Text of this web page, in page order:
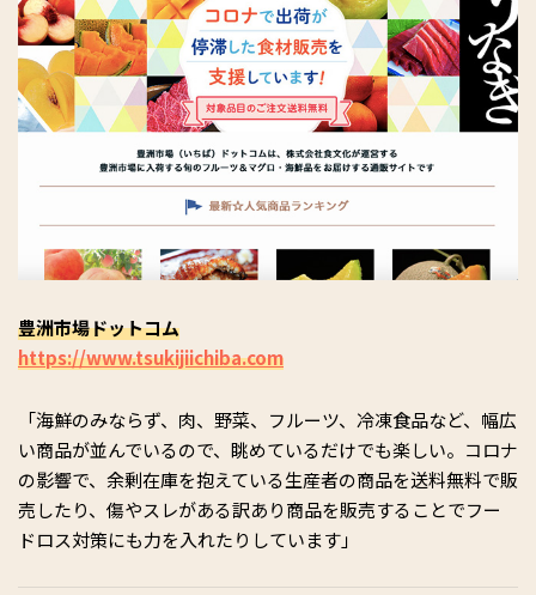
豊洲市場ドットコム
https://www.tsukijiichiba.com
「海鮮のみならず、肉、野菜、フルーツ、冷凍食品など、幅広
い商品が並んでいるので、眺めているだけでも楽しい。コロナ
の影響で、余剰在庫を抱えている生産者の商品を送料無料で販
売したり、傷やスレがある訳あり商品を販売することでフー
ドロス対策にも力を入れたりしています」